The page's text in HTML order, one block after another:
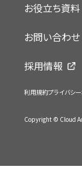
お役立ち資料
お問い合わせ
採用情報
利用規約プライバシ
Copyright © Cloud